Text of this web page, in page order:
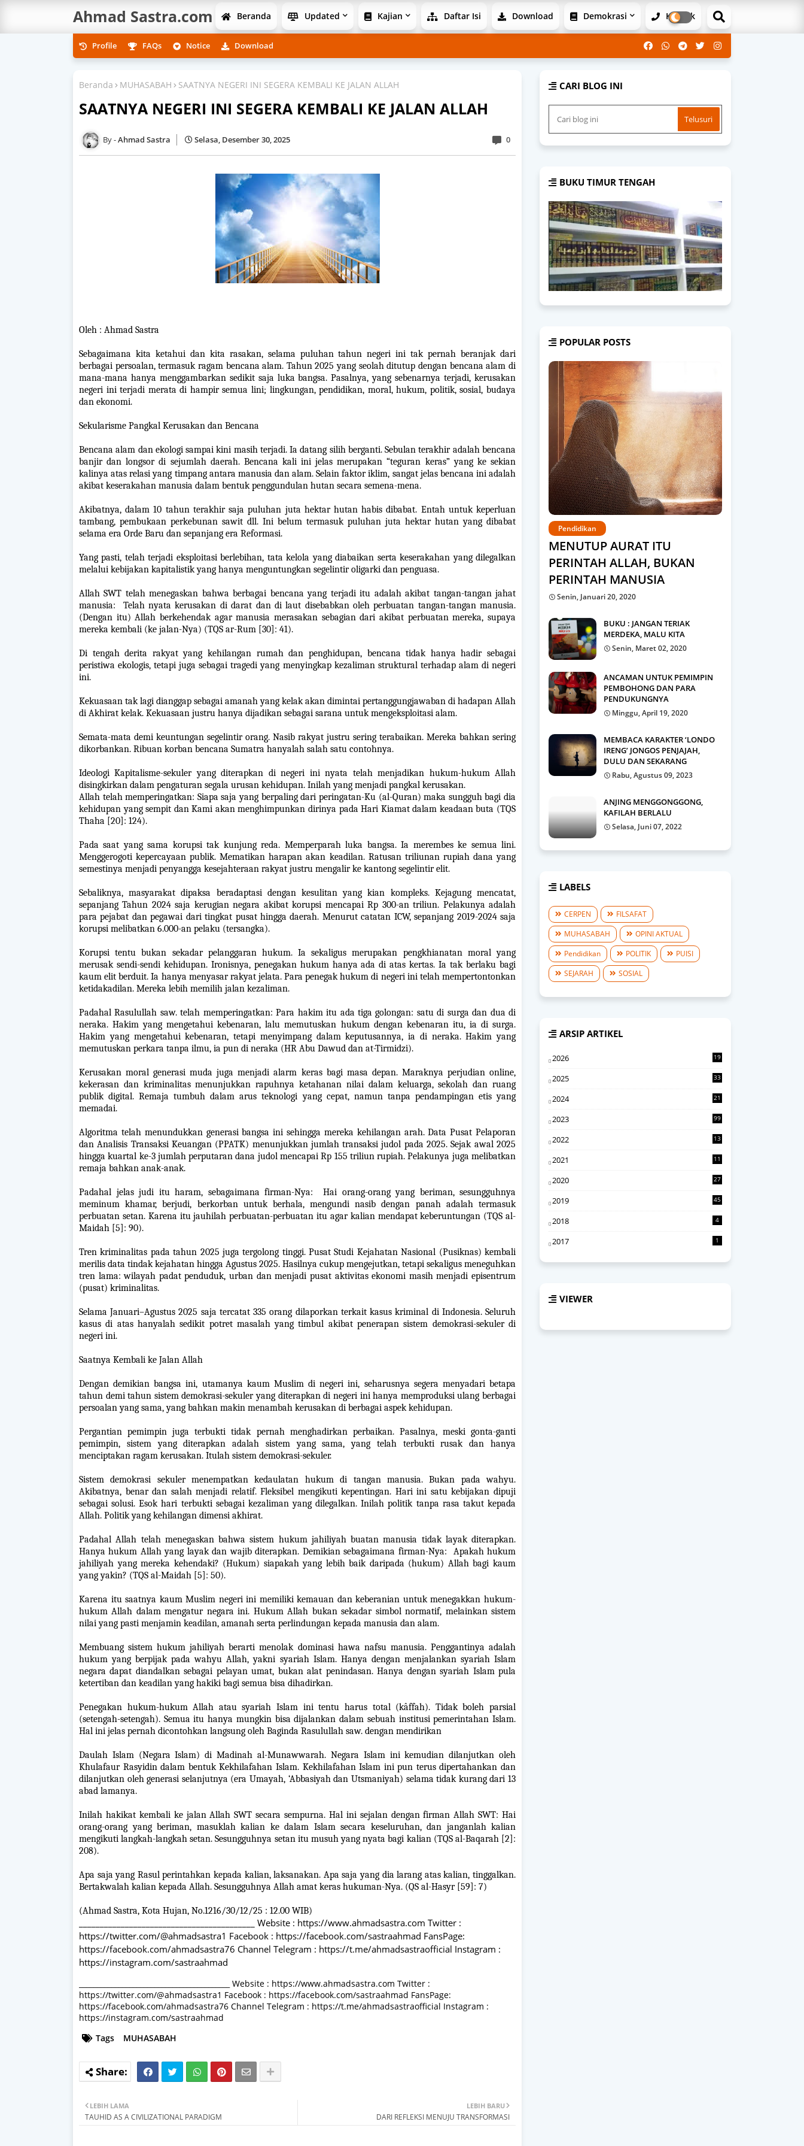
Ahmad Sastra.com Beranda Updated Kajian Daftar Isi Download Demokrasi Kontak
Profile FAQs Notice Download
Beranda MUHASABAH SAATNYA NEGERI INI SEGERA KEMBALI KE JALAN ALLAH
SAATNYA NEGERI INI SEGERA KEMBALI KE JALAN ALLAH
Ahmad Sastra Selasa, Desember 30, 2025 0
Oleh : Ahmad Sastra
Sebagaimana kita ketahui dan kita rasakan, selama puluhan tahun negeri ini tak pernah beranjak dari
berbagai persoalan, termasuk ragam bencana alam. Tahun 2025 yang seolah ditutup dengan bencana alam di
mana-mana hanya menggambarkan sedikit saja luka bangsa. Pasalnya, yang sebenarnya terjadi, kerusakan
negeri ini terjadi merata di hampir semua lini; lingkungan, pendidikan, moral, hukum, politik, sosial, budaya
dan ekonomi.
Sekularisme Pangkal Kerusakan dan Bencana
Bencana alam dan ekologi sampai kini masih terjadi. Ia datang silih berganti. Sebulan terakhir adalah bencana
banjir dan longsor di sejumlah daerah. Bencana kali ini jelas merupakan “teguran keras” yang ke sekian
kalinya atas relasi yang timpang antara manusia dan alam. Selain faktor iklim, sangat jelas bencana ini adalah
akibat keserakahan manusia dalam bentuk penggundulan hutan secara semena-mena.
Akibatnya, dalam 10 tahun terakhir saja puluhan juta hektar hutan habis dibabat. Entah untuk keperluan
tambang, pembukaan perkebunan sawit dll. Ini belum termasuk puluhan juta hektar hutan yang dibabat
selama era Orde Baru dan sepanjang era Reformasi.
Yang pasti, telah terjadi eksploitasi berlebihan, tata kelola yang diabaikan serta keserakahan yang dilegalkan
melalui kebijakan kapitalistik yang hanya menguntungkan segelintir oligarki dan penguasa.
Allah SWT telah menegaskan bahwa berbagai bencana yang terjadi itu adalah akibat tangan-tangan jahat
manusia: Telah nyata kerusakan di darat dan di laut disebabkan oleh perbuatan tangan-tangan manusia.
(Dengan itu) Allah berkehendak agar manusia merasakan sebagian dari akibat perbuatan mereka, supaya
mereka kembali (ke jalan-Nya) (TQS ar-Rum [30]: 41).
Di tengah derita rakyat yang kehilangan rumah dan penghidupan, bencana tidak hanya hadir sebagai
peristiwa ekologis, tetapi juga sebagai tragedi yang menyingkap kezaliman struktural terhadap alam di negeri
ini.
Kekuasaan tak lagi dianggap sebagai amanah yang kelak akan dimintai pertanggungjawaban di hadapan Allah
di Akhirat kelak. Kekuasaan justru hanya dijadikan sebagai sarana untuk mengeksploitasi alam.
Semata-mata demi keuntungan segelintir orang. Nasib rakyat justru sering terabaikan. Mereka bahkan sering
dikorbankan. Ribuan korban bencana Sumatra hanyalah salah satu contohnya.
Ideologi Kapitalisme-sekuler yang diterapkan di negeri ini nyata telah menjadikan hukum-hukum Allah
disingkirkan dalam pengaturan segala urusan kehidupan. Inilah yang menjadi pangkal kerusakan.
Allah telah memperingatkan: Siapa saja yang berpaling dari peringatan-Ku (al-Quran) maka sungguh bagi dia
kehidupan yang sempit dan Kami akan menghimpunkan dirinya pada Hari Kiamat dalam keadaan buta (TQS
Thaha [20]: 124).
Pada saat yang sama korupsi tak kunjung reda. Memperparah luka bangsa. Ia merembes ke semua lini.
Menggerogoti kepercayaan publik. Mematikan harapan akan keadilan. Ratusan triliunan rupiah dana yang
semestinya menjadi penyangga kesejahteraan rakyat justru mengalir ke kantong segelintir elit.
Sebaliknya, masyarakat dipaksa beradaptasi dengan kesulitan yang kian kompleks. Kejagung mencatat,
sepanjang Tahun 2024 saja kerugian negara akibat korupsi mencapai Rp 300-an triliun. Pelakunya adalah
para pejabat dan pegawai dari tingkat pusat hingga daerah. Menurut catatan ICW, sepanjang 2019-2024 saja
korupsi melibatkan 6.000-an pelaku (tersangka).
Korupsi tentu bukan sekadar pelanggaran hukum. Ia sekaligus merupakan pengkhianatan moral yang
merusak sendi-sendi kehidupan. Ironisnya, penegakan hukum hanya ada di atas kertas. Ia tak berlaku bagi
kaum elit berduit. Ia hanya menyasar rakyat jelata. Para penegak hukum di negeri ini telah mempertontonkan
ketidakadilan. Mereka lebih memilih jalan kezaliman.
Padahal Rasulullah saw. telah memperingatkan: Para hakim itu ada tiga golongan: satu di surga dan dua di
neraka. Hakim yang mengetahui kebenaran, lalu memutuskan hukum dengan kebenaran itu, ia di surga.
Hakim yang mengetahui kebenaran, tetapi menyimpang dalam keputusannya, ia di neraka. Hakim yang
memutuskan perkara tanpa ilmu, ia pun di neraka (HR Abu Dawud dan at-Tirmidzi).
Kerusakan moral generasi muda juga menjadi alarm keras bagi masa depan. Maraknya perjudian online,
kekerasan dan kriminalitas menunjukkan rapuhnya ketahanan nilai dalam keluarga, sekolah dan ruang
publik digital. Remaja tumbuh dalam arus teknologi yang cepat, namun tanpa pendampingan etis yang
memadai.
Algoritma telah menundukkan generasi bangsa ini sehingga mereka kehilangan arah. Data Pusat Pelaporan
dan Analisis Transaksi Keuangan (PPATK) menunjukkan jumlah transaksi judol pada 2025. Sejak awal 2025
hingga kuartal ke-3 jumlah perputaran dana judol mencapai Rp 155 triliun rupiah. Pelakunya juga melibatkan
remaja bahkan anak-anak.
Padahal jelas judi itu haram, sebagaimana firman-Nya: Hai orang-orang yang beriman, sesungguhnya
meminum khamar, berjudi, berkorban untuk berhala, mengundi nasib dengan panah adalah termasuk
perbuatan setan. Karena itu jauhilah perbuatan-perbuatan itu agar kalian mendapat keberuntungan (TQS al-
Maidah [5]: 90).
Tren kriminalitas pada tahun 2025 juga tergolong tinggi. Pusat Studi Kejahatan Nasional (Pusiknas) kembali
merilis data tindak kejahatan hingga Agustus 2025. Hasilnya cukup mengejutkan, tetapi sekaligus meneguhkan
tren lama: wilayah padat penduduk, urban dan menjadi pusat aktivitas ekonomi masih menjadi episentrum
(pusat) kriminalitas.
Selama Januari–Agustus 2025 saja tercatat 335 orang dilaporkan terkait kasus kriminal di Indonesia. Seluruh
kasus di atas hanyalah sedikit potret masalah yang timbul akibat penerapan sistem demokrasi-sekuler di
negeri ini.
Saatnya Kembali ke Jalan Allah
Dengan demikian bangsa ini, utamanya kaum Muslim di negeri ini, seharusnya segera menyadari betapa
tahun demi tahun sistem demokrasi-sekuler yang diterapkan di negeri ini hanya memproduksi ulang berbagai
persoalan yang sama, yang bahkan makin menambah kerusakan di berbagai aspek kehidupan.
Pergantian pemimpin juga terbukti tidak pernah menghadirkan perbaikan. Pasalnya, meski gonta-ganti
pemimpin, sistem yang diterapkan adalah sistem yang sama, yang telah terbukti rusak dan hanya
menciptakan ragam kerusakan. Itulah sistem demokrasi-sekuler.
Sistem demokrasi sekuler menempatkan kedaulatan hukum di tangan manusia. Bukan pada wahyu.
Akibatnya, benar dan salah menjadi relatif. Fleksibel mengikuti kepentingan. Hari ini satu kebijakan dipuji
sebagai solusi. Esok hari terbukti sebagai kezaliman yang dilegalkan. Inilah politik tanpa rasa takut kepada
Allah. Politik yang kehilangan dimensi akhirat.
Padahal Allah telah menegaskan bahwa sistem hukum jahiliyah buatan manusia tidak layak diterapkan.
Hanya hukum Allah yang layak dan wajib diterapkan. Demikian sebagaimana firman-Nya: Apakah hukum
jahiliyah yang mereka kehendaki? (Hukum) siapakah yang lebih baik daripada (hukum) Allah bagi kaum
yang yakin? (TQS al-Maidah [5]: 50).
Karena itu saatnya kaum Muslim negeri ini memiliki kemauan dan keberanian untuk menegakkan hukum-
hukum Allah dalam mengatur negara ini. Hukum Allah bukan sekadar simbol normatif, melainkan sistem
nilai yang pasti menjamin keadilan, amanah serta perlindungan kepada manusia dan alam.
Membuang sistem hukum jahiliyah berarti menolak dominasi hawa nafsu manusia. Penggantinya adalah
hukum yang berpijak pada wahyu Allah, yakni syariah Islam. Hanya dengan menjalankan syariah Islam
negara dapat diandalkan sebagai pelayan umat, bukan alat penindasan. Hanya dengan syariah Islam pula
ketertiban dan keadilan yang hakiki bagi semua bisa dihadirkan.
Penegakan hukum-hukum Allah atau syariah Islam ini tentu harus total (kâffah). Tidak boleh parsial
(setengah-setengah). Semua itu hanya mungkin bisa dijalankan dalam sebuah institusi pemerintahan Islam.
Hal ini jelas pernah dicontohkan langsung oleh Baginda Rasulullah saw. dengan mendirikan
Daulah Islam (Negara Islam) di Madinah al-Munawwarah. Negara Islam ini kemudian dilanjutkan oleh
Khulafaur Rasyidin dalam bentuk Kekhilafahan Islam. Kekhilafahan Islam ini pun terus dipertahankan dan
dilanjutkan oleh generasi selanjutnya (era Umayah, ‘Abbasiyah dan Utsmaniyah) selama tidak kurang dari 13
abad lamanya.
Inilah hakikat kembali ke jalan Allah SWT secara sempurna. Hal ini sejalan dengan firman Allah SWT: Hai
orang-orang yang beriman, masuklah kalian ke dalam Islam secara keseluruhan, dan janganlah kalian
mengikuti langkah-langkah setan. Sesungguhnya setan itu musuh yang nyata bagi kalian (TQS al-Baqarah [2]:
208).
Apa saja yang Rasul perintahkan kepada kalian, laksanakan. Apa saja yang dia larang atas kalian, tinggalkan.
Bertakwalah kalian kepada Allah. Sesungguhnya Allah amat keras hukuman-Nya. (QS al-Hasyr [59]: 7)
(Ahmad Sastra, Kota Hujan, No.1216/30/12/25 : 12.00 WIB)
__________________________________________ Website : https://www.ahmadsastra.com Twitter :
https://twitter.com/@ahmadsastra1 Facebook : https://facebook.com/sastraahmad FansPage:
https://facebook.com/ahmadsastra76 Channel Telegram : https://t.me/ahmadsastraofficial Instagram :
https://instagram.com/sastraahmad
__________________________________________ Website : https://www.ahmadsastra.com Twitter :
https://twitter.com/@ahmadsastra1 Facebook : https://facebook.com/sastraahmad FansPage:
https://facebook.com/ahmadsastra76 Channel Telegram : https://t.me/ahmadsastraofficial Instagram :
https://instagram.com/sastraahmad
Tags
MUHASABAH
LEBIH BARU
DARI REFLEKSI MENUJU TRANSFORMASI
LEBIH LAMA
TAUHID AS A CIVILIZATIONAL PARADIGM
CARI BLOG INI
BUKU TIMUR TENGAH
POPULAR POSTS
Pendidikan
MENUTUP AURAT ITU
PERINTAH ALLAH, BUKAN
PERINTAH MANUSIA
Senin, Januari 20, 2020
BUKU : JANGAN TERIAK
MERDEKA, MALU KITA
Senin, Maret 02, 2020
ANCAMAN UNTUK PEMIMPIN
PEMBOHONG DAN PARA
PENDUKUNGNYA
Minggu, April 19, 2020
MEMBACA KARAKTER ‘LONDO
IRENG’ JONGOS PENJAJAH,
DULU DAN SEKARANG
Rabu, Agustus 09, 2023
ANJING MENGGONGGONG,
KAFILAH BERLALU
Selasa, Juni 07, 2022
LABELS
CERPEN
FILSAFAT
MUHASABAH
OPINI AKTUAL
Pendidikan
POLITIK
PUISI
SEJARAH
SOSIAL
ARSIP ARTIKEL
2026
19
2025
33
2024
21
2023 99
2022
13
2021
11
2020
27
2019 45
2018 4
2017 1
VIEWER